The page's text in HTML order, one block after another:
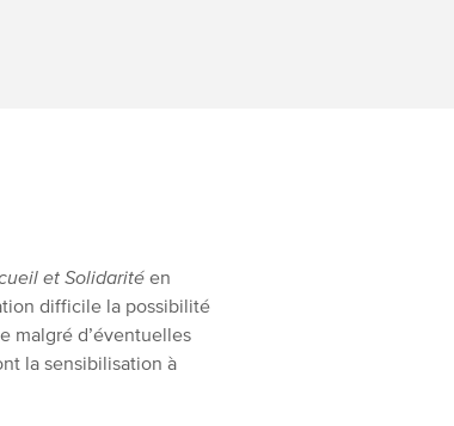
et Solidarité en
difficile la possibilité
malgré d’éventuelles
la sensibilisation à